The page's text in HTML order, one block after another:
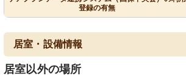
登録の有無
居室・設備情報
居室以外の場所